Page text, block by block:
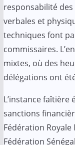
responsabilité
verbales et
techniques font
commissaires.
mixtes, où des
délégations ont
L’instance faîtière
sanctions
Fédération
Fédération